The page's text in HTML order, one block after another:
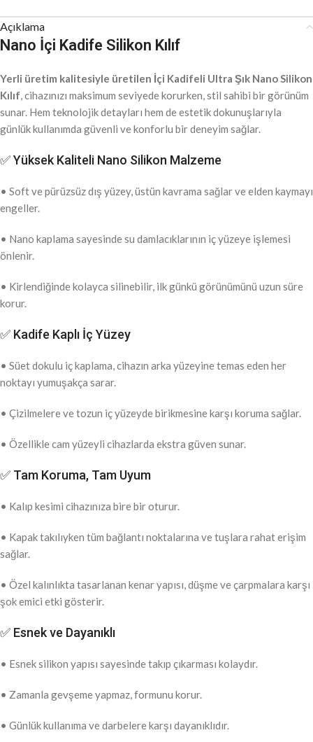
Açıklama
Nano İçi Kadife Silikon Kılıf
Yerli üretim kalitesiyle üretilen İçi Kadifeli Ultra Şık Nano Silikon
Kılıf, cihazınızı maksimum seviyede korurken, stil sahibi bir görünüm
sunar. Hem teknolojik detayları hem de estetik dokunuşlarıyla
günlük kullanımda güvenli ve konforlu bir deneyim sağlar.
✅ Yüksek Kaliteli Nano Silikon Malzeme
• Soft ve pürüzsüz dış yüzey, üstün kavrama sağlar ve elden kaymayı
engeller.
• Nano kaplama sayesinde su damlacıklarının iç yüzeye işlemesi
önlenir.
• Kirlendiğinde kolayca silinebilir, ilk günkü görünümünü uzun süre
korur.
✅ Kadife Kaplı İç Yüzey
• Süet dokulu iç kaplama, cihazın arka yüzeyine temas eden her
noktayı yumuşakça sarar.
• Çizilmelere ve tozun iç yüzeyde birikmesine karşı koruma sağlar.
• Özellikle cam yüzeyli cihazlarda ekstra güven sunar.
✅ Tam Koruma, Tam Uyum
• Kalıp kesimi cihazınıza bire bir oturur.
• Kapak takılıyken tüm bağlantı noktalarına ve tuşlara rahat erişim
sağlar.
• Özel kalınlıkta tasarlanan kenar yapısı, düşme ve çarpmalara karşı
şok emici etki gösterir.
✅ Esnek ve Dayanıklı
• Esnek silikon yapısı sayesinde takıp çıkarması kolaydır.
• Zamanla gevşeme yapmaz, formunu korur.
• Günlük kullanıma ve darbelere karşı dayanıklıdır.